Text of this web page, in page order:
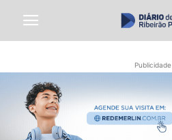
Publicidade